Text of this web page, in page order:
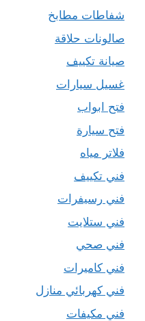
شفاطات مطابخ
صالونات حلاقة
صيانة تكييف
غسيل سيارات
فتح ابواب
فتح سيارة
فلاتر مياه
فني تكييف
فني رسيفرات
فني ستلايت
فني صحي
فني كاميرات
فني كهربائي منازل
فني مكيفات